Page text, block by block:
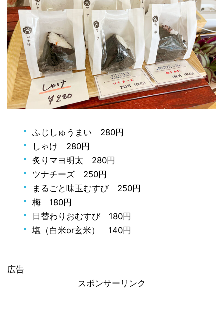
ふじしゅうまい 280円
しゃけ 280円
炙りマヨ明太 280円
ツナチーズ 250円
まるごと味玉むすび 250円
梅 180円
日替わりおむすび 180円
塩（白米or玄米） 140円
広告
スポンサーリンク